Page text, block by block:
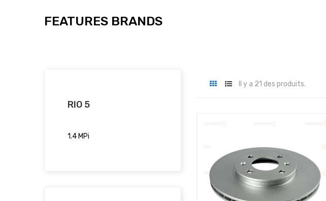
FEATURES BRANDS
RIO 5
1.4 MPi
Il y a 21 des produits.